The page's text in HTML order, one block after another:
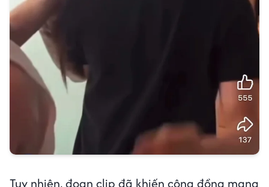
Tuy nhiên, đoạn clip đã khiến cộng đồng mạng